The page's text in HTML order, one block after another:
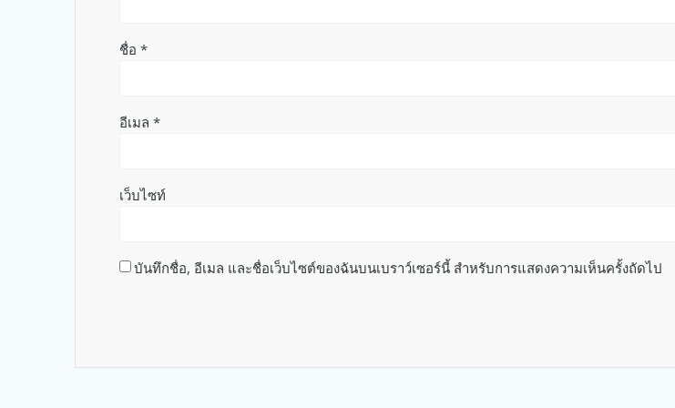
ชื่อ*
อีเมล*
เว็บไซท์
บันทึกชื่อ, อีเมล และชื่อเว็บไซต์ของฉันบนเบราว์เซอร์นี้ สำหรับการแสดงความเห็นครั้งถัดไป